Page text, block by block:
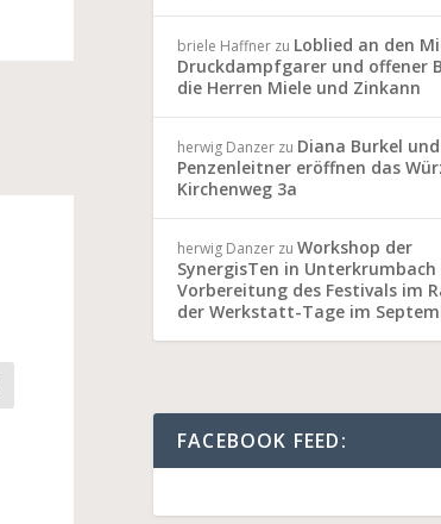
briele Haffnerzu Loblied an den
Druckdampfgarer und offener
die Herren Miele und Zinkann
herwig Danzerzu Diana Burkel
Penzenleitner eröffnen das
Kirchenweg 3a
herwig Danzerzu Workshop der
SynergisTen in
Vorbereitung des Festivals im
der Werkstatt-Tage im
FACEBOOK FEED: